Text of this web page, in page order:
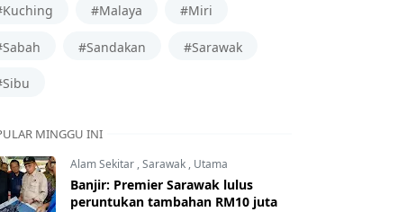
#Malaya #Miri
#Sandakan #Sarawak
MINGGU INI
Alam Sekitar ,Sarawak , Utama
Banjir: Premier Sarawak lulus
peruntukan tambahan RM10 juta